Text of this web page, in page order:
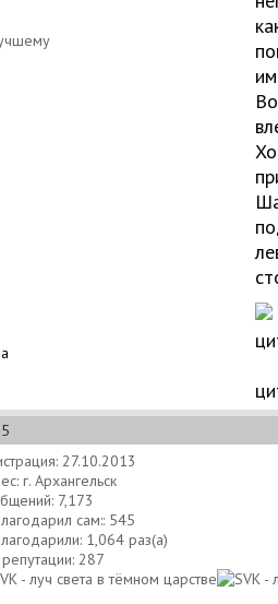
27.10.2013
г. Архангельск
7,173
сам:: 545
1,064 раз(а)
287